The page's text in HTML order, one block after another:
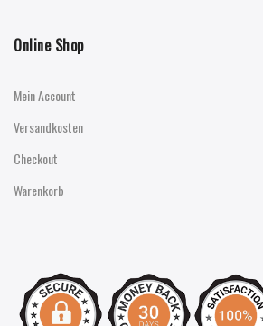
Online Shop
Mein Account
Versandkosten
Checkout
Warenkorb